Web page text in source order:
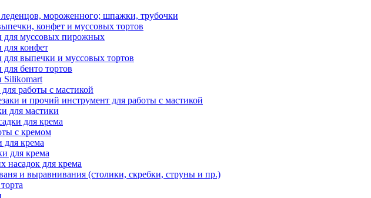
мороженного; шпажки, трубочки
конфет и муссовых тортов
муссовых пирожных
конфет
выпечки и муссовых тортов
бенто тортов
работы с мастикой
и прочий инструмент для работы с мастикой
для мастики
для крема
с кремом
для крема
для крема
насадок для крема
и выравнивания (столики, скребки, струны и пр.)